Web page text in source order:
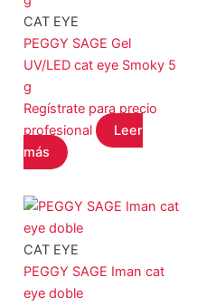
CAT EYE
PEGGY SAGE Gel
UV/LED cat eye Smoky 5
g
Regístrate para precio
profesional
Leer
más
CAT EYE
PEGGY SAGE Iman cat
eye doble